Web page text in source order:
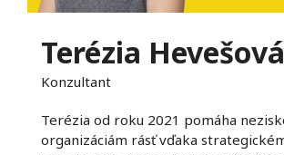
Terézia Hevešová
Konzultant
Terézia od roku 2021 pomáha
organizáciám rásť vďaka